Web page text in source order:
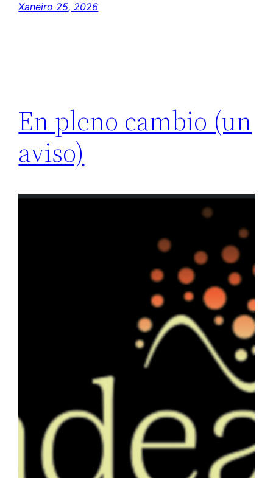
Xaneiro 25, 2026
En pleno cambio (un
aviso)